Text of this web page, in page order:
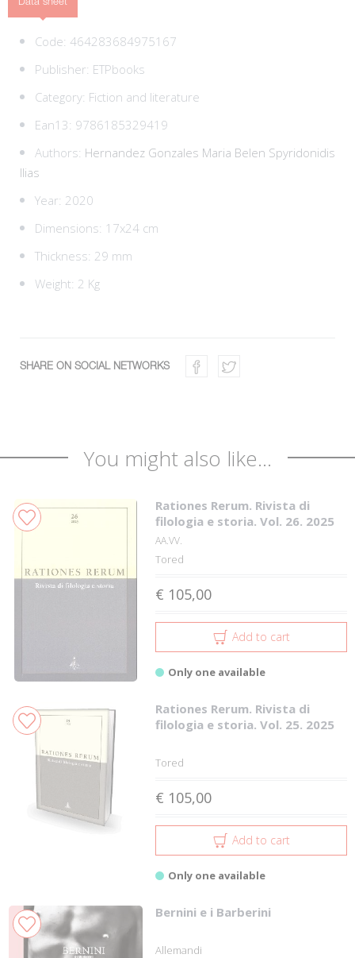
Data sheet
Code: 464283684975167
Publisher: ETPbooks
Category: Fiction and literature
Ean13: 9786185329419
Authors: Hernandez Gonzales Maria Belen Spyridonidis
Ilias
Year: 2020
Dimensions: 17x24 cm
Thickness: 29 mm
Weight: 2 Kg
SHARE ON SOCIAL NETWORKS
You might also like...
Rationes Rerum. Rivista di
filologia e storia. Vol. 26. 2025
AA.VV.
Tored
€ 105,00
Add to cart
Only one available
Rationes Rerum. Rivista di
filologia e storia. Vol. 25. 2025
Tored
€ 105,00
Add to cart
Only one available
Bernini e i Barberini
Allemandi